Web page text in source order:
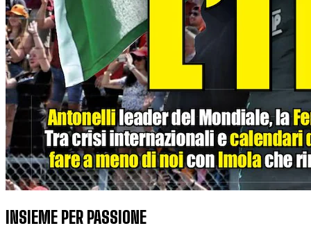
INSIEME PER PASSIONE